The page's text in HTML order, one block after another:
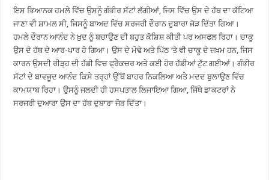
ਇਸ ਭਿਆਨਕ ਹਮਲੇ ਵਿੱਚ ਉਸਨੂੰ ਗੰਭੀਰ ਸੱਟਾਂ ਲੱਗੀਆਂ, ਜਿਸ ਵਿੱਚ ਉਸ ਦੇ ਹੱਥ ਦਾ ਕੱਟਿਆ
ਜਾਣਾ ਵੀ ਸ਼ਾਮਲ ਸੀ, ਜਿਸਨੂੰ ਬਾਅਦ ਵਿੱਚ ਸਰਜਰੀ ਦੌਰਾਨ ਦੁਬਾਰਾ ਜੋੜ ਦਿੱਤਾ ਗਿਆ।
ਹਮਲੇ ਦੌਰਾਨ ਆਨੰਦ ਨੇ ਖ਼ੁਦ ਨੂੰ ਬਚਾਉਣ ਦੀ ਬਹੁਤ ਕੋਸ਼ਿਸ਼ ਕੀਤੀ ਪਰ ਅਸਫਲ ਰਿਹਾ। ਚਾਕੂ
ਉਸ ਦੇ ਹੱਥ ਦੇ ਆਰ-ਪਾਰ ਹੋ ਗਿਆ। ਉਸ ਦੇ ਮੋਢੇ ਅਤੇ ਪਿੱਠ ‘ਤੇ ਵੀ ਚਾਕੂ ਦੇ ਜ਼ਖ਼ਮ ਹਨ, ਜਿਸ
ਕਾਰਨ ਉਸਦੀ ਰੀੜ੍ਹ ਦੀ ਹੱਡੀ ਵਿਚ ਫ੍ਰੈਕਚਰ ਅਤੇ ਕਈ ਹੋਰ ਹੱਡੀਆਂ ਟੁੱਟ ਗਈਆਂ। ਗੰਭੀਰ
ਸੱਟਾਂ ਦੇ ਬਾਵਜੂਦ ਆਨੰਦ ਕਿਸੇ ਤਰ੍ਹਾਂ ਉੱਥੋਂ ਬਾਹਰ ਨਿਕਲਿਆ ਅਤੇ ਮਦਦ ਬੁਲਾਉਣ ਵਿੱਚ
ਕਾਮਯਾਬ ਰਿਹਾ। ਉਸਨੂੰ ਜਲਦੀ ਹੀ ਹਸਪਤਾਲ ਲਿਜਾਇਆ ਗਿਆ, ਜਿੱਥੇ ਡਾਕਟਰਾਂ ਨੇ
ਸਰਜਰੀ ਦੁਆਰਾ ਉਸ ਦਾ ਹੱਥ ਦੁਬਾਰਾ ਜੋੜ ਦਿੱਤਾ।